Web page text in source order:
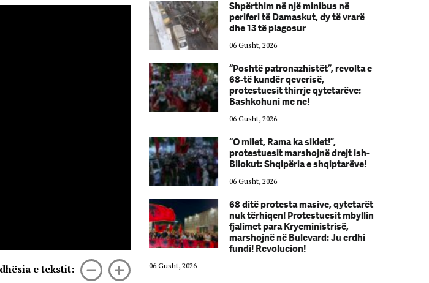
e tekstit:
Shpërthim në një minibus në
fundi! Revolucion!
Shpërthim në një minibus në
periferi të Damaskut, dy të vrarë
dhe 13 të plagosur
06 Gusht, 2026
“Poshtë patronazhistët”, revolta e
68-të kundër qeverisë,
protestuesit thirrje qytetarëve:
Bashkohuni me ne!
06 Gusht, 2026
“O milet, Rama ka siklet!”,
protestuesit marshojnë drejt ish-
Bllokut: Shqipëria e shqiptarëve!
06 Gusht, 2026
68 ditë protesta masive, qytetarët
nuk tërhiqen! Protestuesit mbyllin
fjalimet para Kryeministrisë,
marshojnë në Bulevard: Ju erdhi
fundi! Revolucion!
06 Gusht, 2026